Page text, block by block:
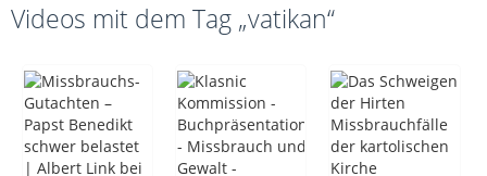
Videos mit dem Tag „vatikan“